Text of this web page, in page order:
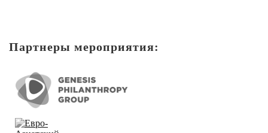
Партнеры мероприятия: